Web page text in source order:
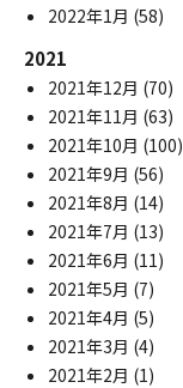
2022年1月 (58)
2021
2021年12月 (70)
2021年11月 (63)
2021年10月 (100)
2021年9月 (56)
2021年8月 (14)
2021年7月 (13)
2021年6月 (11)
2021年5月 (7)
2021年4月 (5)
2021年3月 (4)
2021年2月 (1)